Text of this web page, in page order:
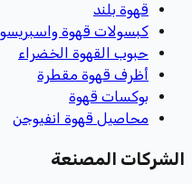
قهوة بلند
كبسولات قهوة واسبريسو
حبوب القهوة الخضراء
أظرف قهوة مقطرة
بوكسات قهوة
محاصيل قهوة انفيوجن
الشركات المصنعة